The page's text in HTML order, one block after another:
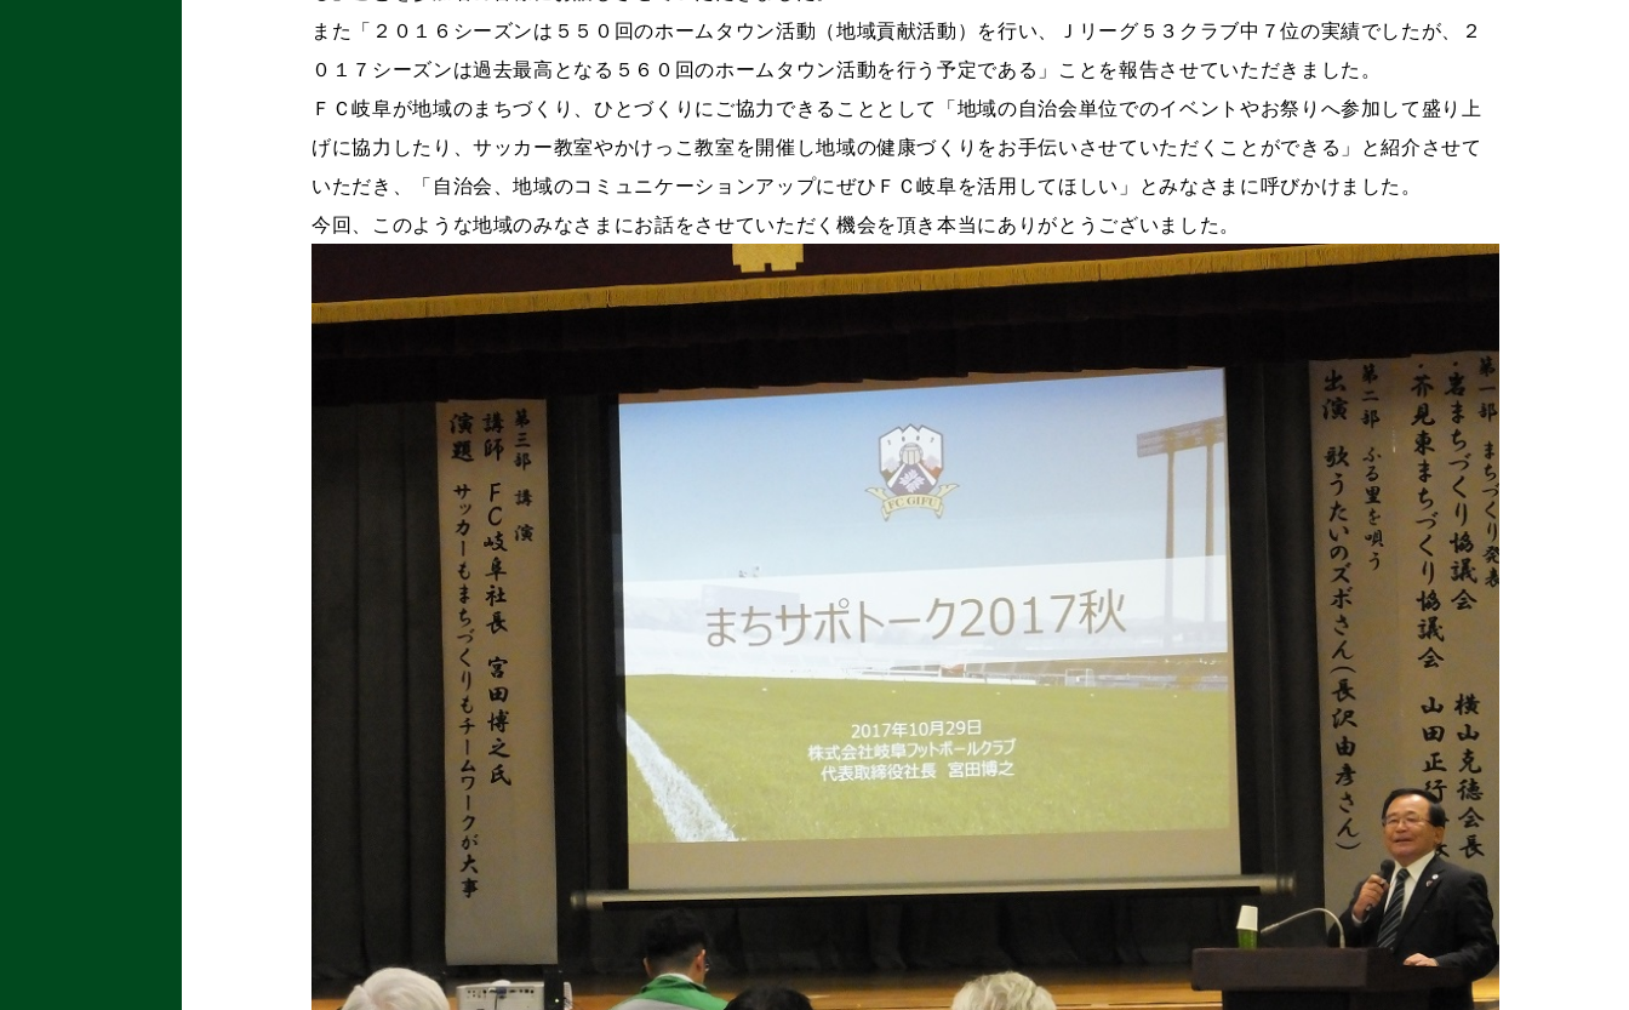
また「２０１６シーズンは５５０回のホームタウン活動（地域貢献活動）を行い、Ｊリーグ５３クラブ中７位の実績でしたが、２
０１７シーズンは過去最高となる５６０回のホームタウン活動を行う予定である」ことを報告させていただきました。
ＦＣ岐阜が地域のまちづくり、ひとづくりにご協力できることとして「地域の自治会単位でのイベントやお祭りへ参加して盛り上
げに協力したり、サッカー教室やかけっこ教室を開催し地域の健康づくりをお手伝いさせていただくことができる」と紹介させて
いただき、「自治会、地域のコミュニケーションアップにぜひＦＣ岐阜を活用してほしい」とみなさまに呼びかけました。
今回、このような地域のみなさまにお話をさせていただく機会を頂き本当にありがとうございました。